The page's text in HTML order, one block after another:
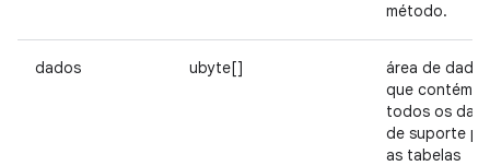
método.
dados ubyte[]
área de
que contém
todos os
de suporte
as tabelas